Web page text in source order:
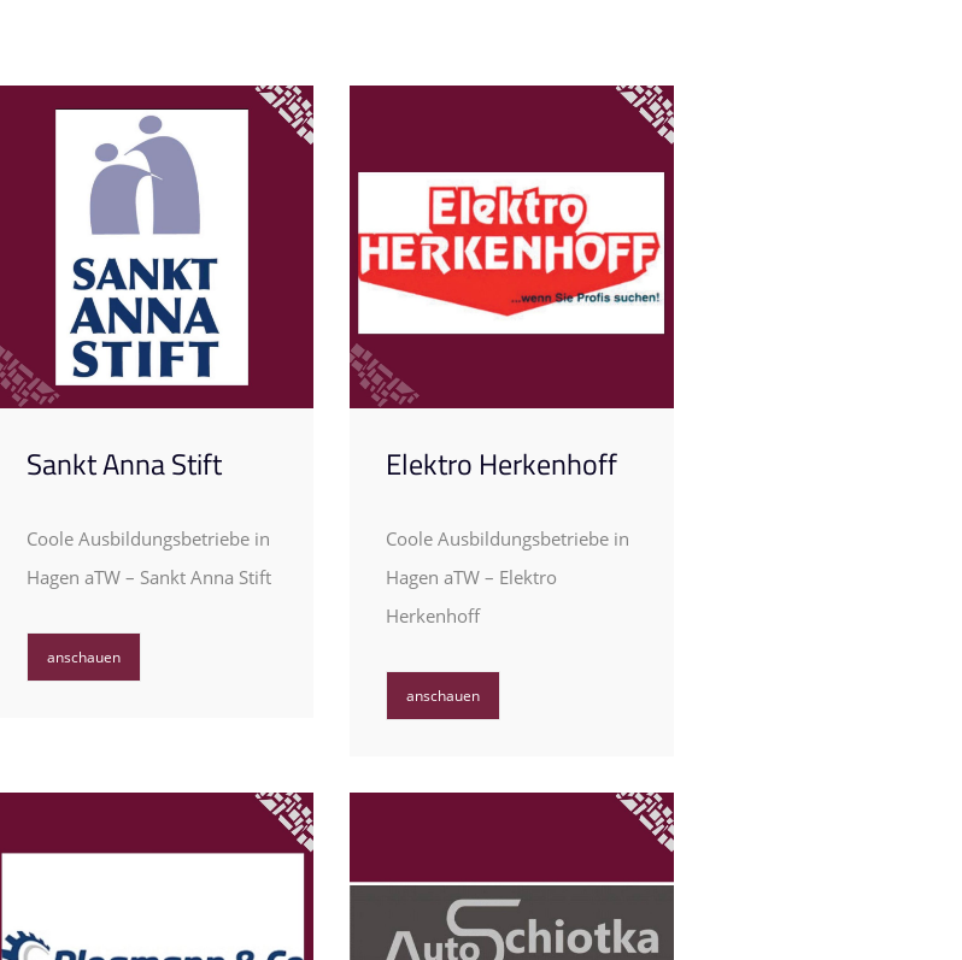
Sankt Anna Stift
Coole Ausbildungsbetriebe in
Hagen aTW – Sankt Anna Stift
anschauen
Elektro Herkenhoff
Coole Ausbildungsbetriebe in
Hagen aTW – Elektro
Herkenhoff
anschauen